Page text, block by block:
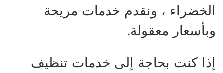
الخضراء ، ونقدم خدمات مريحة
وبأسعار معقولة.
إذا كنت بحاجة إلى خدمات تنظيف